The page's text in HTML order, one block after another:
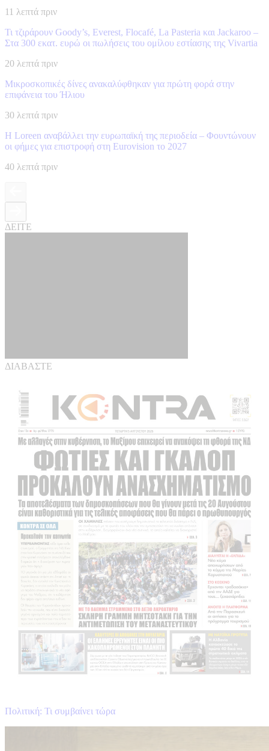
11 λεπτά πριν
Τι τζιράρουν Goody’s, Everest, Flocafé, La Pasteria και Jackaroo –
Στα 300 εκατ. ευρώ οι πωλήσεις του ομίλου εστίασης της Vivartia
20 λεπτά πριν
Μικροσκοπικές δίνες ανακαλύφθηκαν για πρώτη φορά στην
επιφάνεια του Ήλιου
30 λεπτά πριν
Η Loreen αναβάλλει την ευρωπαϊκή της περιοδεία – Φουντώνουν
οι φήμες για επιστροφή στη Eurovision το 2027
40 λεπτά πριν
ΔΕΙΤΕ
ΔΙΑΒΑΣΤΕ
Πολιτική: Τι συμβαίνει τώρα